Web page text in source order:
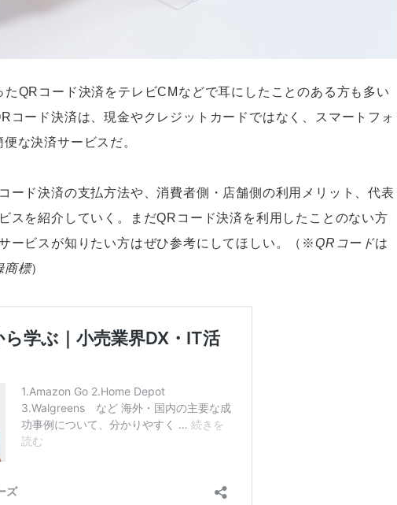
QRコード決済をテレビCMなどで耳にしたことのある方も多い
コード決済は、現金やクレジットカードではなく、スマートフォ
な決済サービスだ。
ード決済の支払方法や、消費者側・店舗側の利用メリット、代表
スを紹介していく。まだQRコード決済を利用したことのない方
ービスが知りたい方はぜひ参考にしてほしい。（※QRコードは
商標）